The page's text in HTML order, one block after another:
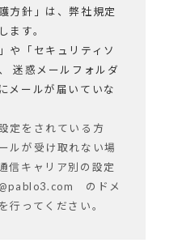
方針」は、弊社規定
ます。
や「セキュリティソ
迷惑メールフォルダ
メールが届いていな
定をされている方
ルが受け取れない場
信キャリア別の設定
のドメ
行ってください。